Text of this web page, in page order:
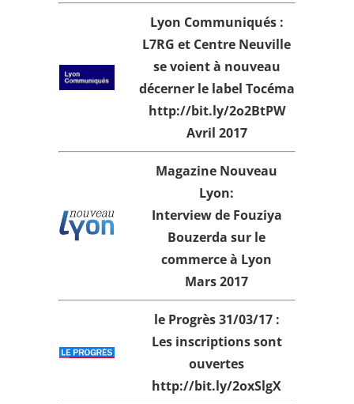
Lyon Communiqués :
L7RG et Centre Neuville
se voient à nouveau
décerner le label Tocéma
http://bit.ly/2o2BtPW
Avril 2017
Magazine Nouveau
Lyon:
Interview de Fouziya
Bouzerda sur le
commerce à Lyon
Mars 2017
le Progrès 31/03/17 :
Les inscriptions sont
ouvertes
http://bit.ly/2oxSlgX